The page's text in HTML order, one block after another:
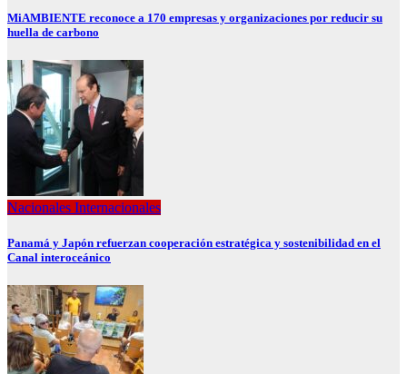
MiAMBIENTE reconoce a 170 empresas y organizaciones por reducir su
huella de carbono
Nacionales Internacionales
Panamá y Japón refuerzan cooperación estratégica y sostenibilidad en el
Canal interoceánico